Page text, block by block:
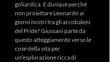
goliardica. E dunque perché
non proiettare Leonardo ai
giorni nostri tra gli arcobaleni
del Pride? Giussani parte da
questo atteggiamento verso le
cose della vita per
un’esplorazione ricca di